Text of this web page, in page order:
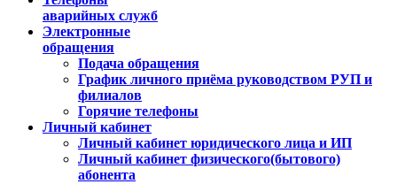
аварийных служб
Электронные
обращения
Подача обращения
График личного приёма руководством РУП и
филиалов
Горячие телефоны
Личный кабинет
Личный кабинет юридического лица и ИП
Личный кабинет физического(бытового)
абонента